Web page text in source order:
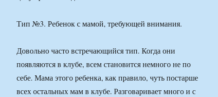
Тип №3. Ребенок с мамой, требующей внимания.
Довольно часто встречающийся тип. Когда они
появляются в клубе, всем становится немного не по
себе. Мама этого ребенка, как правило, чуть постарше
всех остальных мам в клубе. Разговаривает много и с